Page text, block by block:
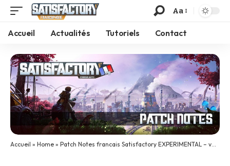
Aa
Accueil Actualités Tutoriels Contact
Accueil » Home » Patch Notes francais Satisfactory EXPERIMENTAL – v0.3.2.1 – Build 115821